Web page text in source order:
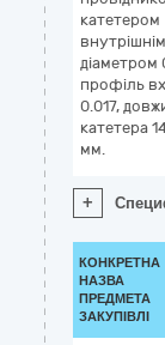
катетером
внутрішнім
діаметром
профіль
0.017,
катетера
мм.
+
КОНКРЕТНА
НАЗВА
ПРЕДМЕТА
ЗАКУПІВЛІ